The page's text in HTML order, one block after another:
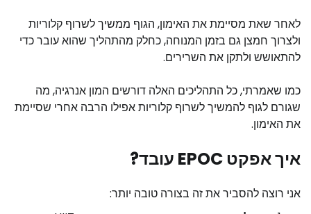
לאחר שאת מסיימת את האימון, הגוף ממשיך לשרוף קלוריות
ולצרוך חמצן גם בזמן המנוחה, כחלק מהתהליך שהוא עובר כדי
להתאושש ולתקן את השרירים.
כמו שאמרתי, כל התהליכים האלה דורשים המון אנרגיה, מה
שגורם לגוף להמשיך לשרוף קלוריות אפילו הרבה אחרי שסיימת
את האימון.
איך אפקט EPOC עובד?
אני רוצה להסביר את זה בצורה טובה יותר: